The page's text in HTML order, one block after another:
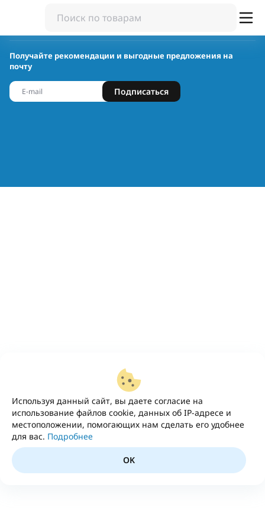
Используя данный сайт, вы даете согласие на
использование файлов cookie, данных об IP-адресе и
местоположении, помогающих нам сделать его удобнее
для вас. Подробнее
OK
Получайте рекомендации и выгодные предложения на
почту
Подписаться